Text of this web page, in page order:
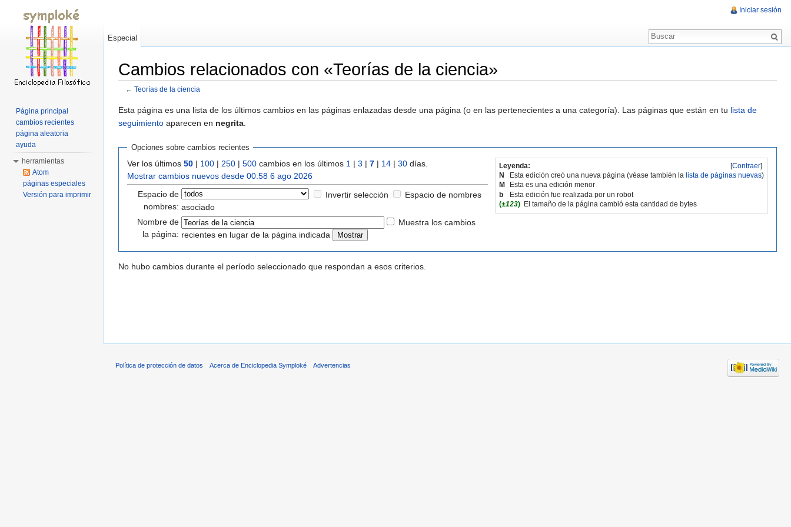
Cambios relacionados con «Teorías de la ciencia»
← Teorías de la ciencia
Esta página es una lista de los últimos cambios en las páginas enlazadas desde una página (o en las pertenecientes a una categoría). Las páginas que están en tu lista de
seguimiento aparecen en negrita
Opciones sobre cambios recientes
[Contraer]
Leyenda:
N
Esta edición creó una nueva página (véase también la lista de páginas nuevas)
M
Esta es una edición menor
b
Esta edición fue realizada por un robot
(±123) El tamaño de la página cambió esta cantidad de bytes
Ver los últimos 50 | 100 | 250 | 500 cambios en los últimos 1 | 3 | 7 | 14 | 30 días.
Mostrar cambios nuevos desde 00:58 6 ago 2026
Espacio de
nombres:
Invertir selección
Espacio de nombres
asociado
Nombre de
la página:
Muestra los cambios
recientes en lugar de la página indicada
No hubo cambios durante el período seleccionado que respondan a esos criterios.
Iniciar sesión
Especial
Página principal
cambios recientes
página aleatoria
ayuda
herramientas
Atom
páginas especiales
Versión para imprimir
Política de protección de datos Acerca de Enciclopedia Symploké Advertencias